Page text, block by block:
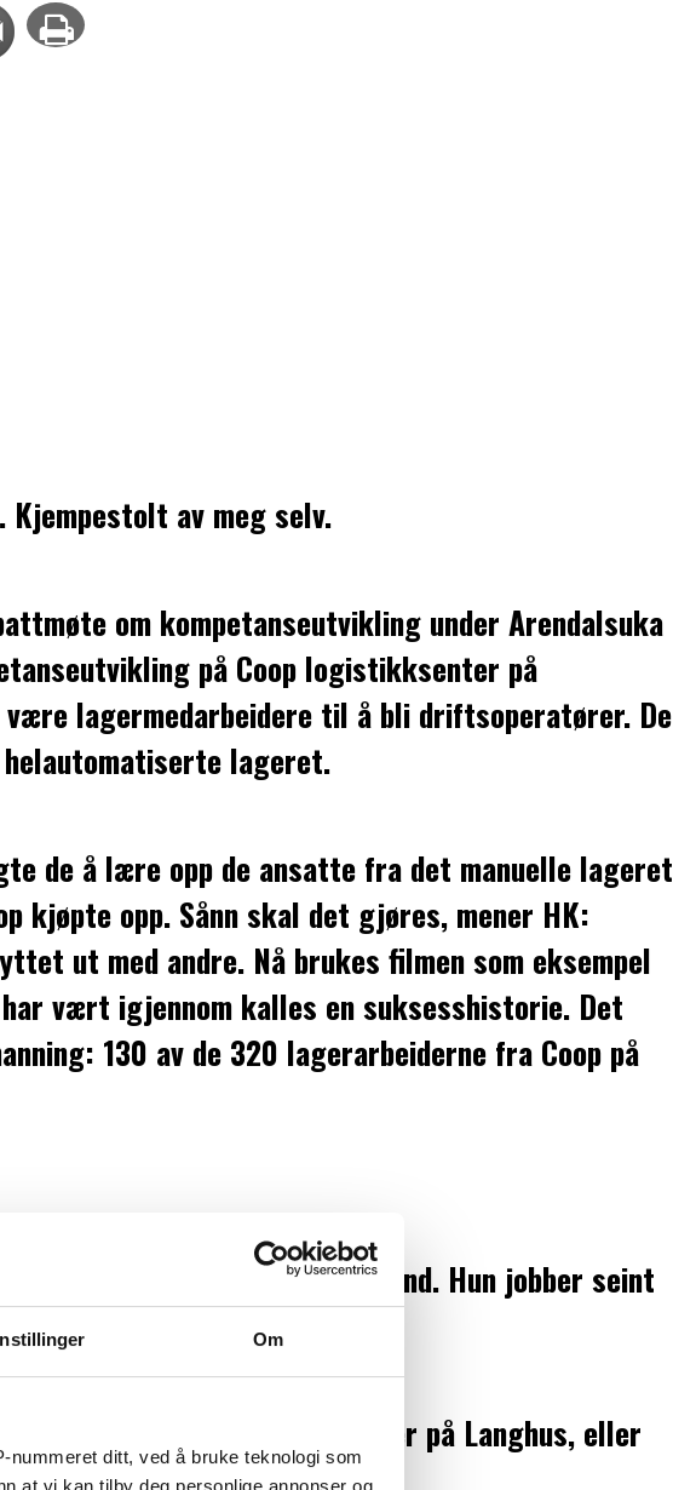
Om
nummeret ditt, ved å bruke teknologi som
at vi kan tilby deg personlige annonser og
av meg selv.
om kompetanseutvikling under Arendalsuka
på Coop logistikksenter på
lagermedarbeidere til å bli driftsoperatører. De
lageret.
de å lære opp de ansatte fra det manuelle lageret
kjøpte opp. Sånn skal det gjøres, mener HK:
ut med andre. Nå brukes filmen som eksempel
vært igjennom kalles en suksesshistorie. Det
130 av de 320 lagerarbeiderne fra Coop på
i sofaen på Hemnes i Høland. Hun jobber seint
over til Coops manuelle lager på Langhus, eller